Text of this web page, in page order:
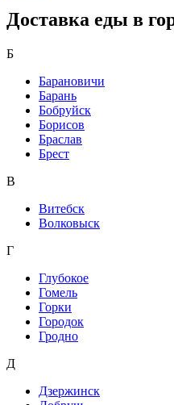
Доставка еды в
Б
Барановичи
Барань
Бобруйск
Борисов
Браслав
Брест
В
Витебск
Волковыск
Г
Глубокое
Гомель
Горки
Городок
Гродно
Д
Дзержинск